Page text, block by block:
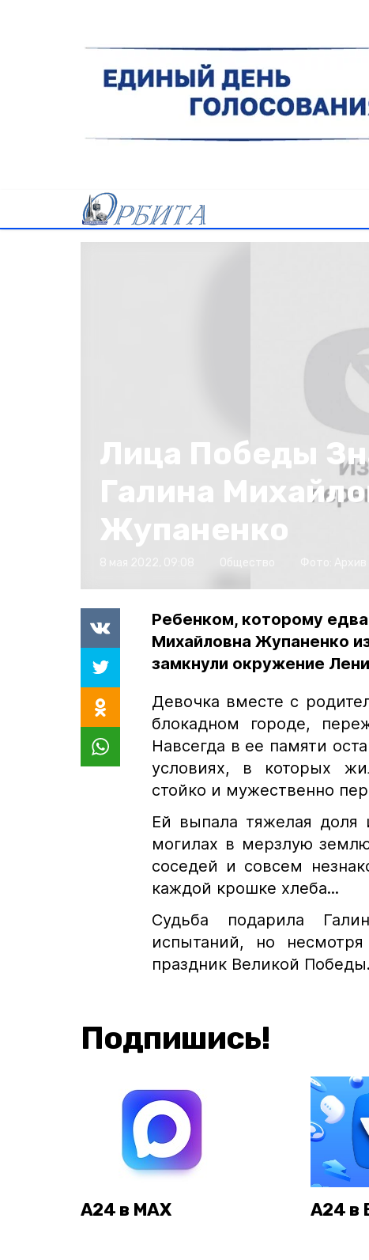
Лица Победы
Галина
Жупаненко
Общество
Ребенком, которому
Михайловна Жупаненко
замкнули окружение
Девочка вместе с
блокадном городе,
Навсегда в ее памяти
условиях, в которых
стойко и мужественно
Ей выпала тяжелая доля
могилах в мерзлую
соседей и совсем
каждой крошке хлеба...
Судьба подарила
испытаний, но
праздник Великой Победы.
Подпишись!
А24 в MAX А24 в